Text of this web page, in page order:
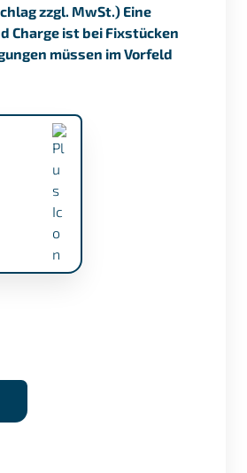
zzgl. MwSt.) Eine
Charge ist bei Fixstücken
müssen im Vorfeld